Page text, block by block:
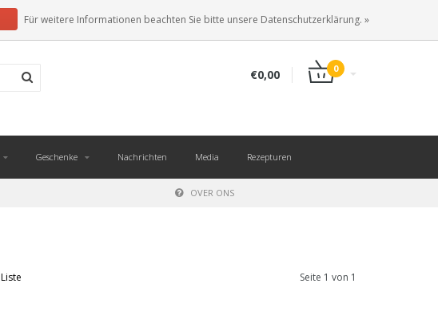
ANMELDEN KUNDENKONTO ANLEGEN
DE
€0,00 0
Geschenke Nachrichten Media Rezepturen
OVER ONS
Liste Seite 1 von 1
Für weitere Informationen beachten Sie bitte unsere Datenschutzerklärung. »